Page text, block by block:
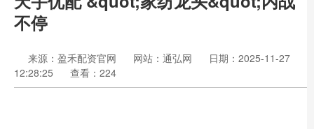
不停
来源：盈禾配资官网 网站：通弘网
日期：2025-11-27
12:28:25
查看：224